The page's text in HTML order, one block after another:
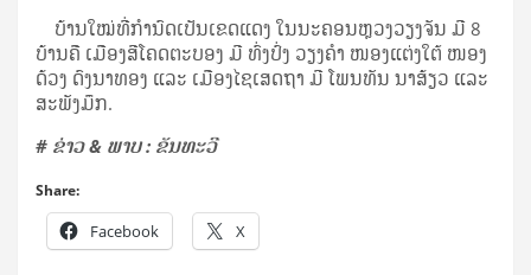
ບ້ານໃໝ່ທີ່ກຳນົດເປັນເຂດແດງ ໃນນະຄອນຫຼວງວຽງຈັນ ມີ 8
ບ້ານຄື ເມືອງສີໂຄດຕະບອງ ມີ ທົ່ງປົ່ງ ວຽງຄໍາ ໜອງແຕ່ງໃຕ້ ໜອງ
ດ້ວງ ດົງນາທອງ ແລະ ເມືອງໄຊເສດຖາ ມີ ໂພນທັນ ນາສ້ຽວ ແລະ
ສະພັງມຶກ.
# ຂ່າວ & ພາບ : ຂັນທະວີ
Share:
Facebook X